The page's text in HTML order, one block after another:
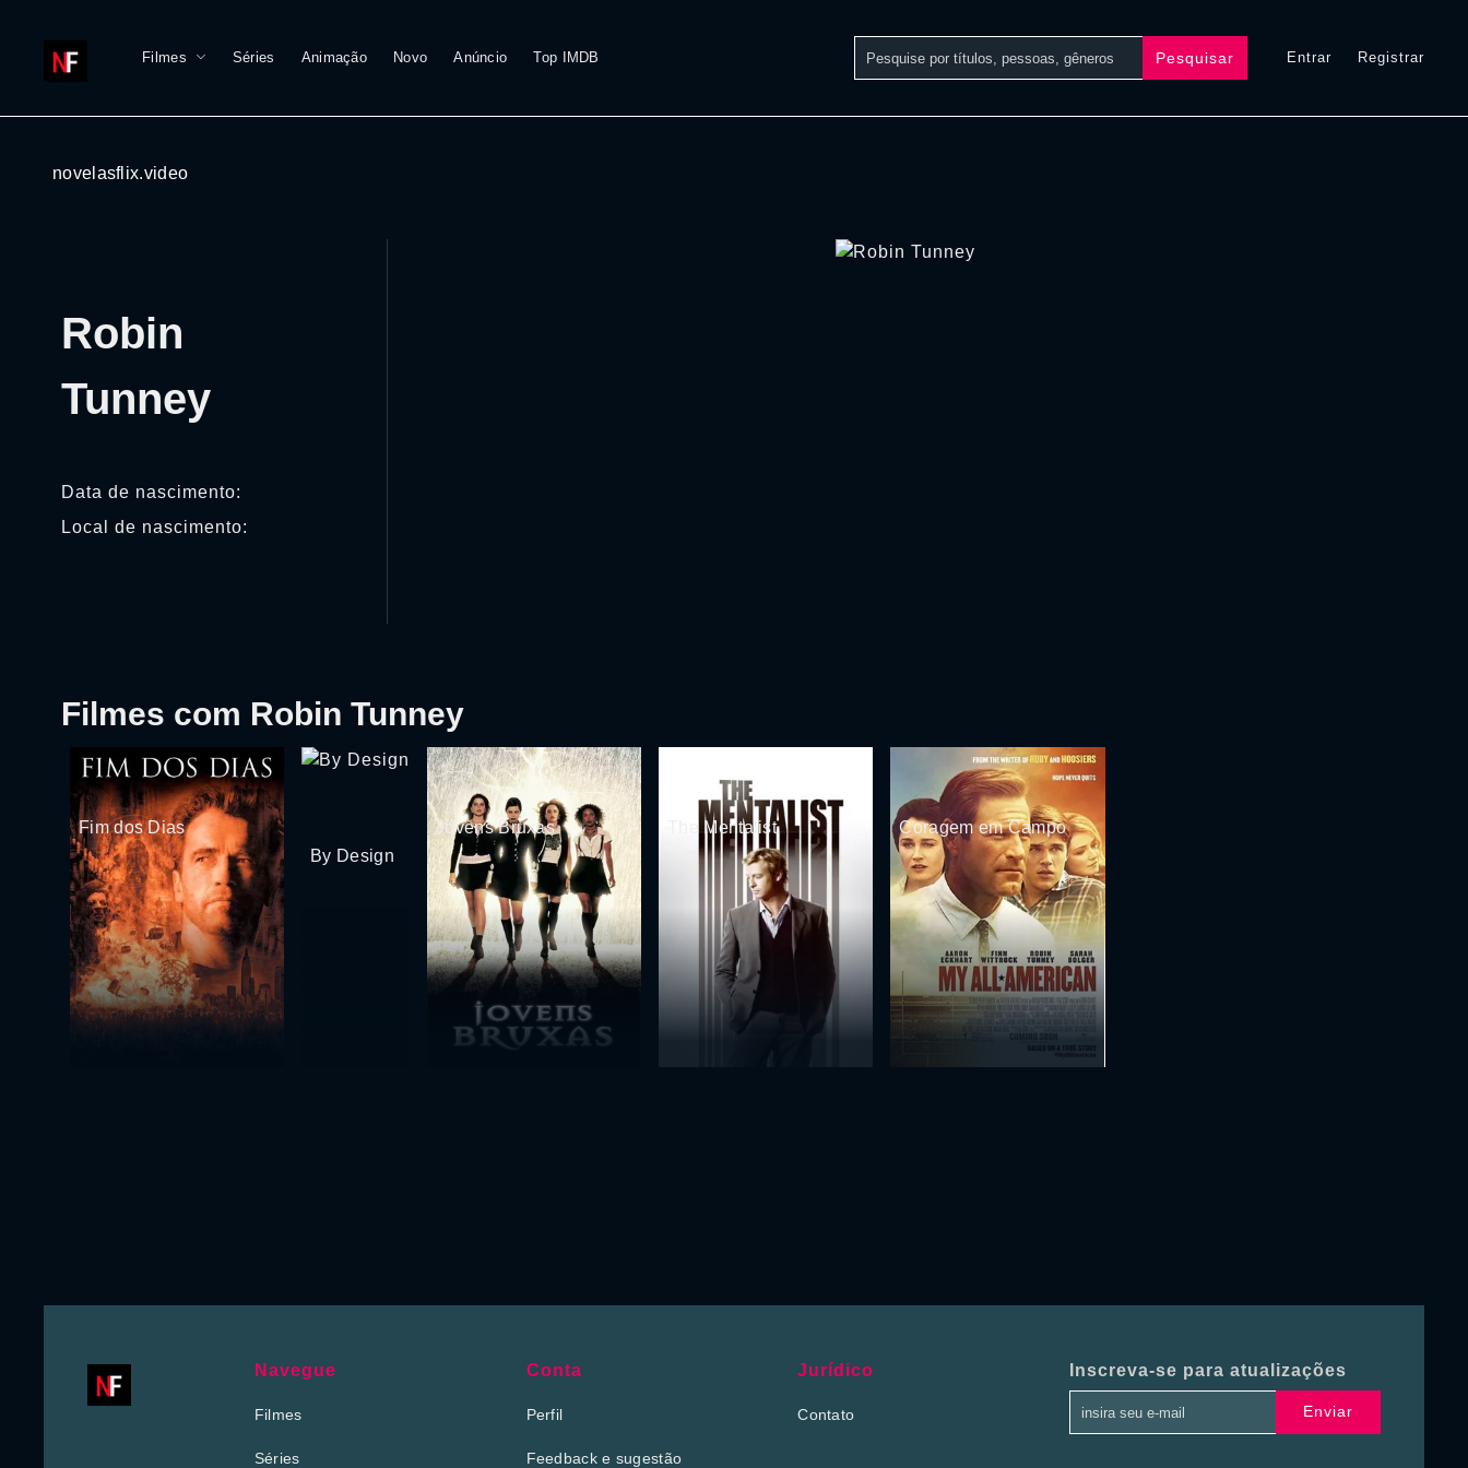
Filmes Séries Animação Novo Anúncio Top IMDB Pesquisar Entrar Registrar
novelasflix.video
Robin
Tunney
Data de nascimento:
Local de nascimento:
Filmes com Robin Tunney
Fim dos Dias
By Design
Jovens Bruxas The Mentalist Coragem em Campo
Navegue
Filmes
Séries
Conta
Perfil
Feedback e sugestão
Jurídico
Contato
Inscreva-se para atualizações
Enviar